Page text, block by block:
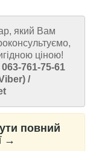
який Вам
ціною!
063-761-75-61
/
повний
→